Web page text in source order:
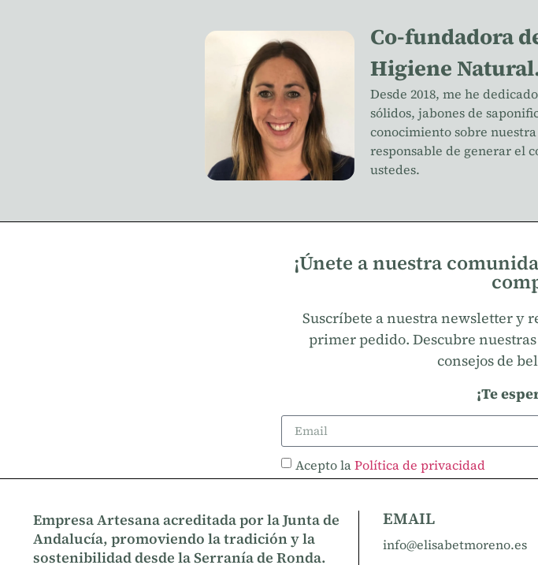
Co-fundadora
Higiene
Desde 2018, me he
sólidos, jabones de
conocimiento sobre
responsable de generar el
ustedes.
¡Únete a nuestra
Suscríbete a nuestra newsletter y
primer pedido. Descubre
consejos de
¡Te
Acepto laPolítica de privacidad
Empresa Artesana acreditada por la Junta de
Andalucía, promoviendo la tradición y la
sostenibilidad desde la Serranía de Ronda.
EMAIL
info@elisabetmoreno.es